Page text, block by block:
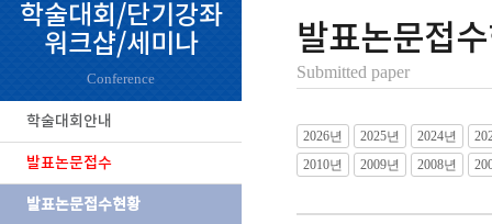
학술대회/단기강좌
워크샵/세미나
Conference
학술대회안내
발표논문접수
발표논문접수현황
발표논문접
Submitted paper
2026년 2025년 2024년
2010년
2009년 2008년